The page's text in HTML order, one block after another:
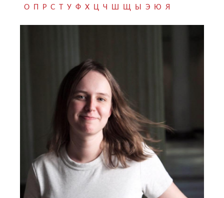
О Р С У Ф Х Ц Ч Ш Щ Ы Э Ю Я